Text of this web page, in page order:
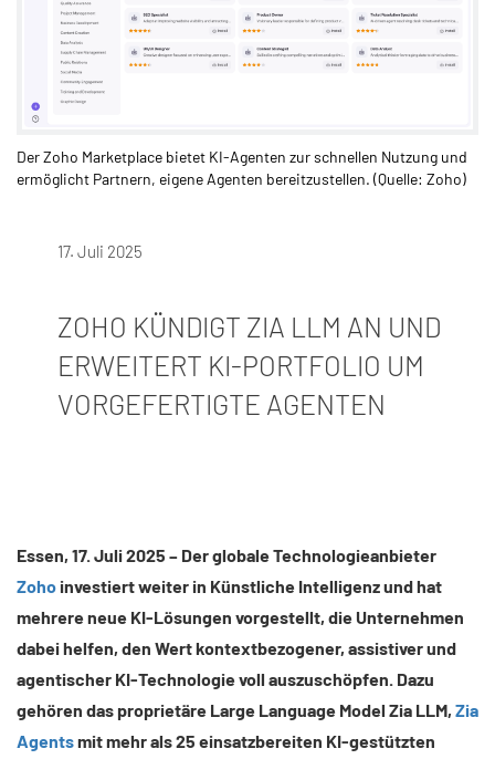
Der Zoho Marketplace bietet KI-Agenten zur schnellen Nutzung und
ermöglicht Partnern, eigene Agenten bereitzustellen. (Quelle: Zoho)
17. Juli 2025
ZOHO KÜNDIGT ZIA LLM AN UND
ERWEITERT KI-PORTFOLIO UM
VORGEFERTIGTE AGENTEN
Essen, 17. Juli 2025 – Der globale Technologieanbieter
Zoho investiert weiter in Künstliche Intelligenz und hat
mehrere neue KI-Lösungen vorgestellt, die Unternehmen
dabei helfen, den Wert kontextbezogener, assistiver und
agentischer KI-Technologie voll auszuschöpfen. Dazu
gehören das proprietäre Large Language Model Zia LLM, Zia
Agentsmit mehr als 25 einsatzbereiten KI-gestützten